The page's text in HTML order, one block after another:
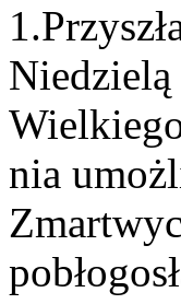
1
nia